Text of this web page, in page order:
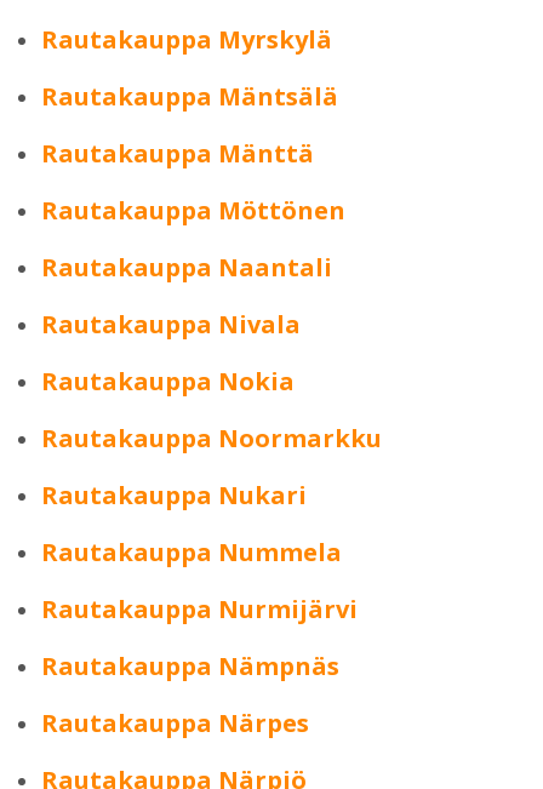
Rautakauppa Myrskylä
Rautakauppa Mäntsälä
Rautakauppa Mänttä
Rautakauppa Möttönen
Rautakauppa Naantali
Rautakauppa Nivala
Rautakauppa Nokia
Rautakauppa Noormarkku
Rautakauppa Nukari
Rautakauppa Nummela
Rautakauppa Nurmijärvi
Rautakauppa Nämpnäs
Rautakauppa Närpes
Rautakauppa Närpiö